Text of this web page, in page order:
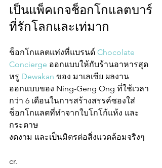
เป็นแพ็คเกจช็อกโกแลตบาร์
ที่รักโลกและเท่มาก
ช็อกโกแลตแท่งที่แบรนด์ Chocolate
Concierge ออกแบบให้กับร้านอาหารสุด
หรู Dewakan ของ มาเลเซีย ผลงาน
ออกแบบของ Ning-Geng Ong ที่ใช้เวลา
กว่า 6 เดือนในการสร้างสรรค์ซองใส่
ช็อกโกแลตที่ทำจากใบโกโก้แห้ง และ
กระดาษ
งดงาม และเป็นมิตรต่อสิ่งแวดล้อมจริงๆ
cr.